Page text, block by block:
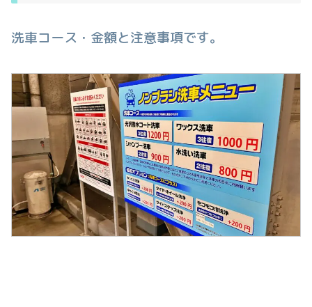
洗車コース・金額と注意事項です。